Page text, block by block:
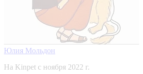
Юлия Мольдон
На Kinpet c ноября 2022 г.